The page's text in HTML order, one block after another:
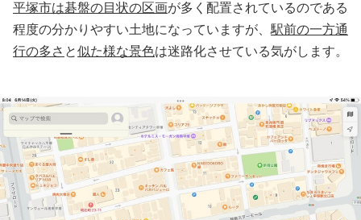
平塚市は碁盤の目状の区画が多く配置されているのである
程度の分かりやすい土地になっていますが、 駅前の一方通
行の多さ と似た様な景色は迷路化させている気がします。